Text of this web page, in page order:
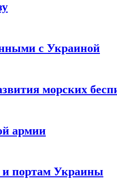
с Украиной
морских
армии
и портам Украины